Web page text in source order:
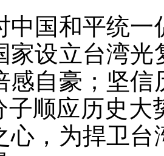
和平统一
家设立台湾
感自豪；坚
子顺应历史
心，为捍卫